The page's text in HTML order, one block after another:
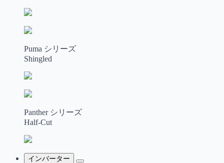
Puma シリーズ
Shingled
Panther シリーズ
Half-Cut
インバーター